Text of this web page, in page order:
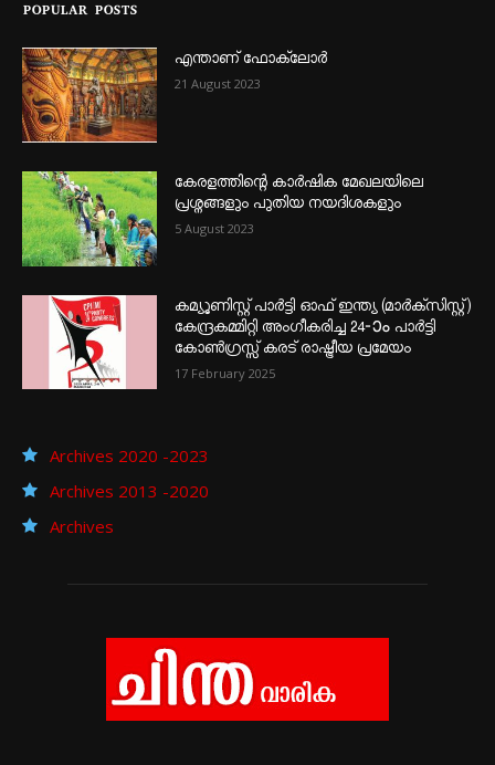
POPULAR POSTS
എന്താണ്‌ ഫോക്‌ലോർ
21 August 2023
കേരളത്തിന്റെ കാർഷിക മേഖലയിലെ
പ്രശ്നങ്ങളും പുതിയ നയദിശകളും
5 August 2023
കമ്യൂണിസ്റ്റ് പാർട്ടി ഓഫ് ഇന്ത്യ (മാർക്സിസ്റ്റ്)
കേന്ദ്രകമ്മിറ്റി അംഗീകരിച്ച 24‐ാം പാർട്ടി
കോൺഗ്രസ്സ് കരട് രാഷ്ട്രീയ പ്രമേയം
17 February 2025
Archives 2020 -2023
Archives 2013 -2020
Archives